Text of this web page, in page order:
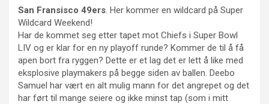
San Fransisco 49ers. Her kommer en wildcard på Super
Wildcard Weekend!
Har de kommet seg etter tapet mot Chiefs i Super Bowl
LIV og er klar for en ny playoff runde? Kommer de til å få
apen bort fra ryggen? Dette er et lag det er lett å like med
eksplosive playmakers på begge siden av ballen. Deebo
Samuel har vært en alt mulig mann for det angrepet og det
har ført til mange seiere og ikke minst tap (som i mitt